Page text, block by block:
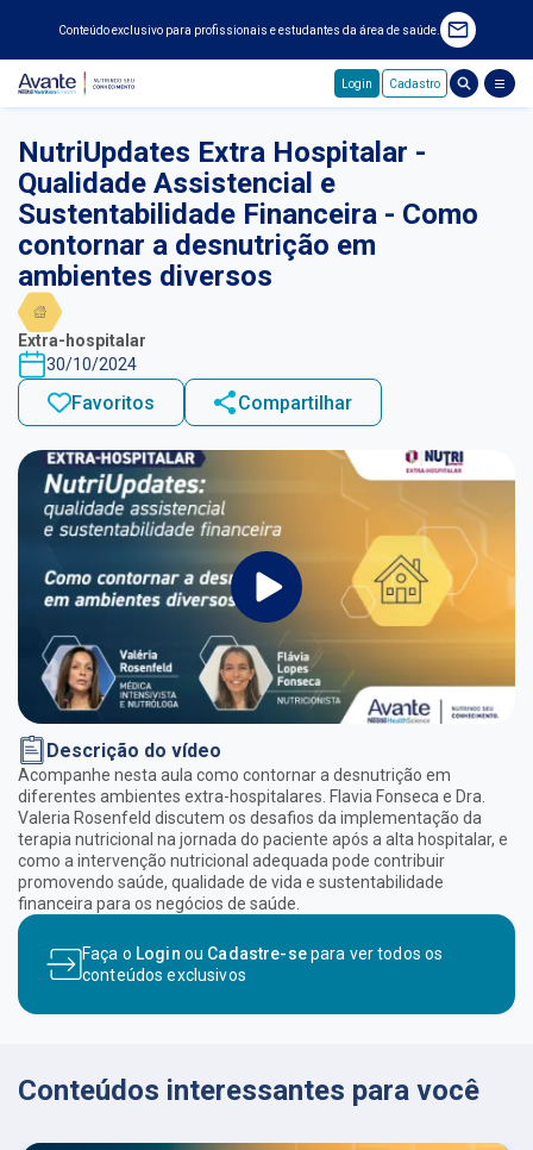
Conteúdo exclusivo para profissionais e estudantes da área de saúde.
Login Cadastro
NutriUpdates Extra Hospitalar -
Qualidade Assistencial e
Sustentabilidade Financeira - Como
contornar a desnutrição em
ambientes diversos
Extra-hospitalar
30/10/2024
Favoritos Compartilhar
Descrição do vídeo
Acompanhe nesta aula como contornar a desnutrição em
diferentes ambientes extra-hospitalares. Flavia Fonseca e Dra.
Valeria Rosenfeld discutem os desafios da implementação da
terapia nutricional na jornada do paciente após a alta hospitalar, e
como a intervenção nutricional adequada pode contribuir
promovendo saúde, qualidade de vida e sustentabilidade
financeira para os negócios de saúde.
Faça o Login ou Cadastre-separa ver todos os
conteúdos exclusivos
Conteúdos interessantes para você